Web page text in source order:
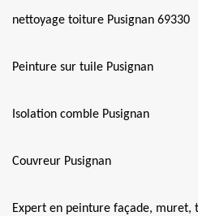
nettoyage toiture Pusignan 69330
Peinture sur tuile Pusignan
Isolation comble Pusignan
Couvreur Pusignan
Expert en peinture façade,